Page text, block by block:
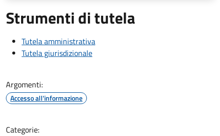
Strumenti di tutela
Tutela amministrativa
Tutela giurisdizionale
Argomenti:
Accesso all'informazione
Categorie: